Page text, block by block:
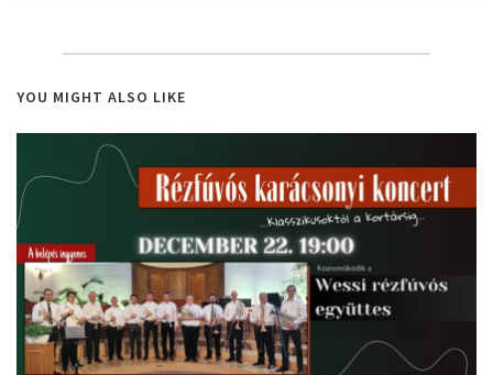
YOU MIGHT ALSO LIKE